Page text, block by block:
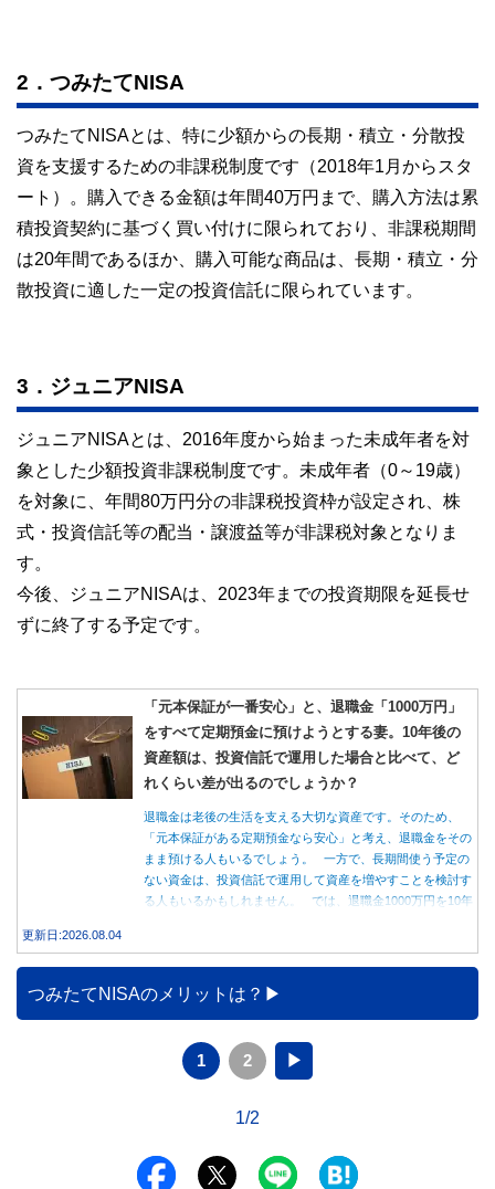
2．つみたてNISA
つみたてNISAとは、特に少額からの長期・積立・分散投
資を支援するための非課税制度です（2018年1月からスタ
ート）。購入できる金額は年間40万円まで、購入方法は累
積投資契約に基づく買い付けに限られており、非課税期間
は20年間であるほか、購入可能な商品は、長期・積立・分
散投資に適した一定の投資信託に限られています。
3．ジュニアNISA
ジュニアNISAとは、2016年度から始まった未成年者を対
象とした少額投資非課税制度です。未成年者（0～19歳）
を対象に、年間80万円分の非課税投資枠が設定され、株
式・投資信託等の配当・譲渡益等が非課税対象となりま
す。
今後、ジュニアNISAは、2023年までの投資期限を延長せ
ずに終了する予定です。
「元本保証が一番安心」と、退職金「1000万円」
をすべて定期預金に預けようとする妻。10年後の
資産額は、投資信託で運用した場合と比べて、ど
れくらい差が出るのでしょうか？
退職金は老後の生活を支える大切な資産です。そのため、
「元本保証がある定期預金なら安心」と考え、退職金をその
まま預ける人もいるでしょう。 一方で、長期間使う予定の
ない資金は、投資信託で運用して資産を増やすことを検討す
る人もいるかもしれません。 では、退職金1000万円を10年
更新日:2026.08.04
つみたてNISAのメリットは？
1 2 ▶
1/2